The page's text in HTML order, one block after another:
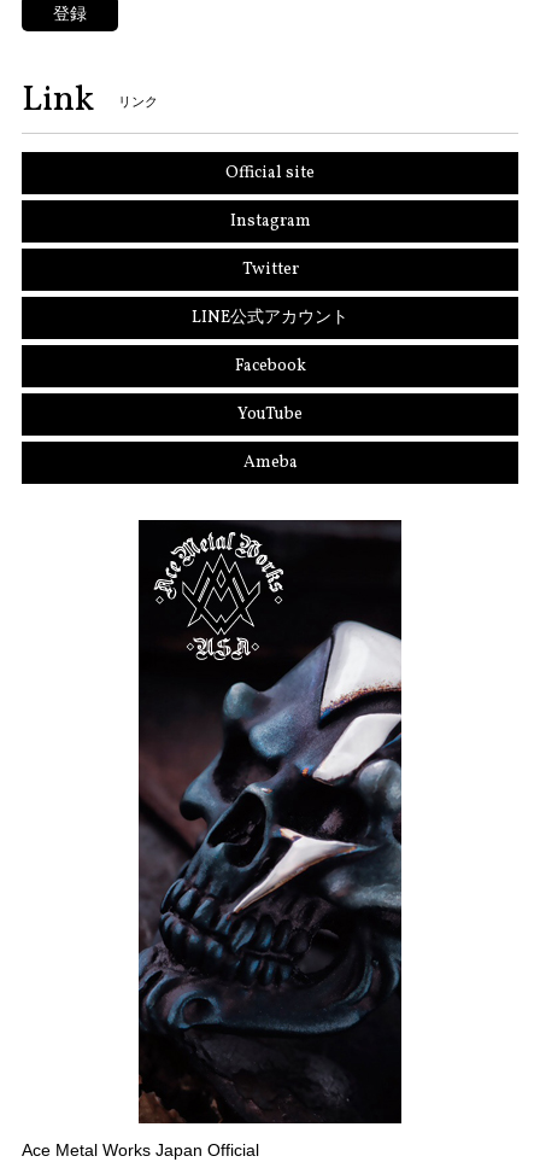
登録
Link リンク
Official site
Instagram
Twitter
LINE公式アカウント
Facebook
YouTube
Ameba
Ace Metal Works Japan Official